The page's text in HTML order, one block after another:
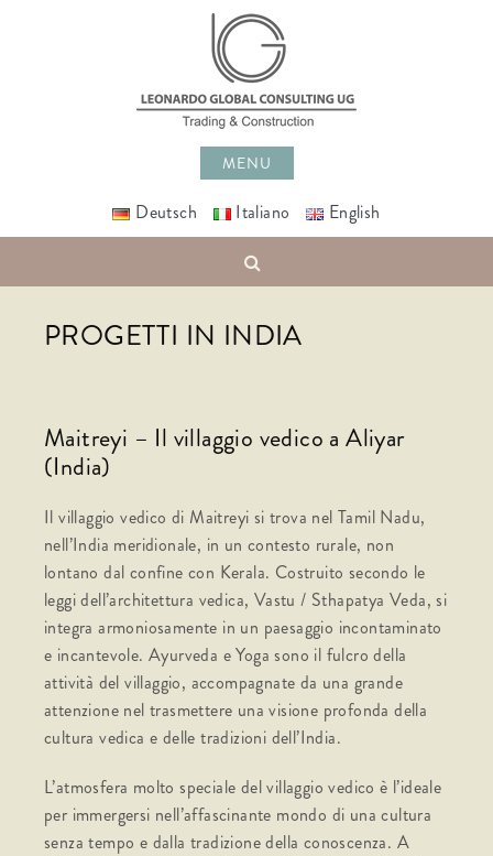
MENU
Deutsch Italiano English
PROGETTI IN INDIA
Maitreyi – Il villaggio vedico a Aliyar
(India)
Il villaggio vedico di Maitreyi si trova nel Tamil Nadu,
nell’India meridionale, in un contesto rurale, non
lontano dal confine con Kerala. Costruito secondo le
leggi dell’architettura vedica, Vastu / Sthapatya Veda, si
integra armoniosamente in un paesaggio incontaminato
e incantevole. Ayurveda e Yoga sono il fulcro della
attività del villaggio, accompagnate da una grande
attenzione nel trasmettere una visione profonda della
cultura vedica e delle tradizioni dell’India.
L’atmosfera molto speciale del villaggio vedico è l’ideale
per immergersi nell’affascinante mondo di una cultura
senza tempo e dalla tradizione della conoscenza. A